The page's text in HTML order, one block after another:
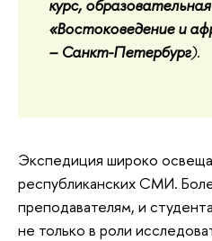
курс,
«Востоковедение и
– Санкт-Петербург).
Экспедиция широко
республиканских СМИ.
преподавателям, и
не только в роли